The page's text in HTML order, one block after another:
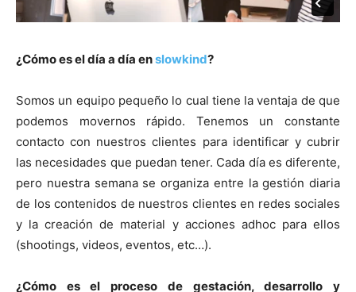
¿Cómo es el día a día enslowkind?
Somos un equipo pequeño lo cual tiene la ventaja de que
podemos movernos rápido. Tenemos un constante
contacto con nuestros clientes para identificar y cubrir
las necesidades que puedan tener. Cada día es diferente,
pero nuestra semana se organiza entre la gestión diaria
de los contenidos de nuestros clientes en redes sociales
y la creación de material y acciones adhoc para ellos
(shootings, videos, eventos, etc…).
¿Cómo es el proceso de gestación, desarrollo y